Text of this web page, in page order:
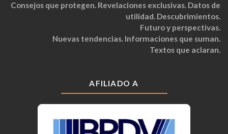
Consejos que protegen. Revelaciones exclusivas. Datos de
utilidad. Descubrimientos.
Futuro y perspectivas.
Nuevas tendencias. Informaciones que suman.
Textos que aclaran.
AFILIADO A